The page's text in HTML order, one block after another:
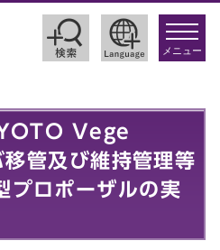
toggle
メニュー
Vege
管及び維持管理等
プロポーザルの実